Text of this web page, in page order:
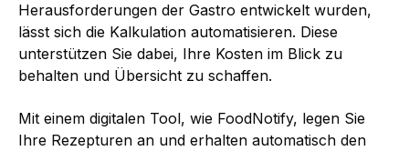
Herausforderungen der Gastro entwickelt wurden,
lässt sich die Kalkulation automatisieren. Diese
unterstützen Sie dabei, Ihre Kosten im Blick zu
behalten und Übersicht zu schaffen.
Mit einem digitalen Tool, wie FoodNotify, legen Sie
Ihre Rezepturen an und erhalten automatisch den